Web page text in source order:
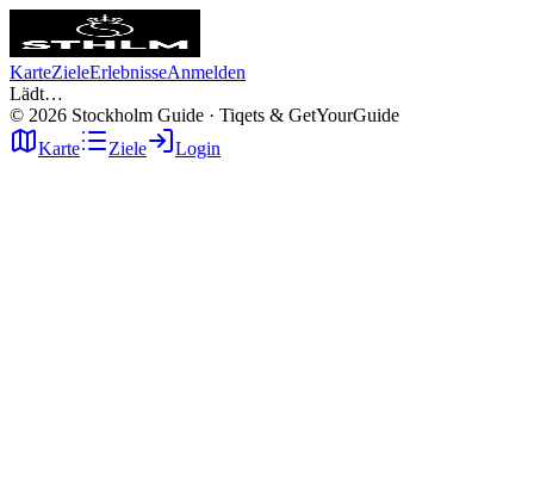
KarteZieleErlebnisseAnmelden
Lädt…
© 2026 Stockholm Guide · Tiqets & GetYourGuide
Karte
Ziele Login